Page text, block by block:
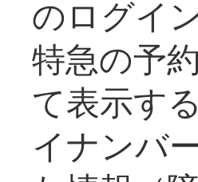
のログイ
特急の予
て表示す
イナンバ